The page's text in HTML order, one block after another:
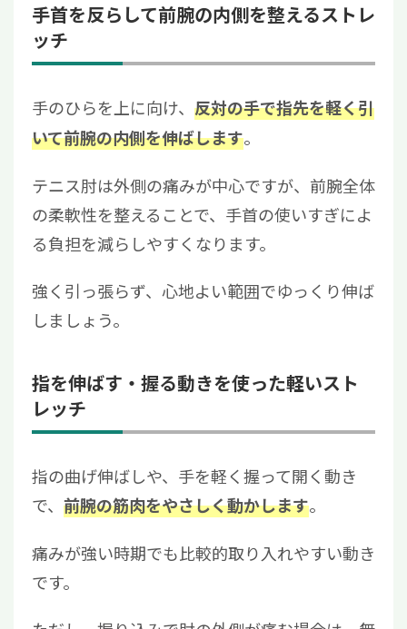
手首を反らして前腕の内側を整えるストレ
ッチ
手のひらを上に向け、 反対の手で指先を軽く引
いて前腕の内側を伸ばします。
テニス肘は外側の痛みが中心ですが、前腕全体
の柔軟性を整えることで、手首の使いすぎによ
る負担を減らしやすくなります。
強く引っ張らず、心地よい範囲でゆっくり伸ば
しましょう。
指を伸ばす・握る動きを使った軽いスト
レッチ
指の曲げ伸ばしや、手を軽く握って開く動き
で、 前腕の筋肉をやさしく動かします。
痛みが強い時期でも比較的取り入れやすい動き
です。